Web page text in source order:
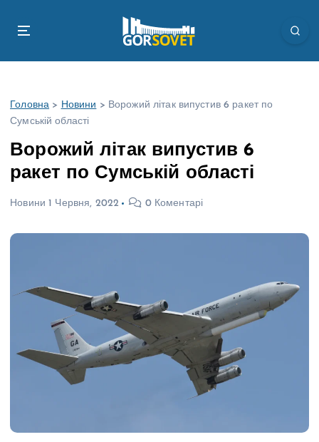
Головна > Новини > Ворожий літак випустив 6 ракет по
Сумській області
Ворожий літак випустив 6
ракет по Сумській області
Новини 1 Червня, 2022 0 Коментарі